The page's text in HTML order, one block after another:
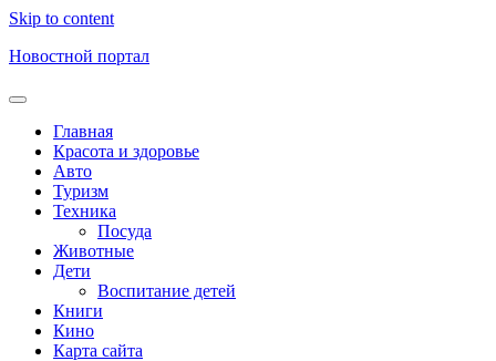
Skip to content
Новостной портал
Главная
Красота и здоровье
Авто
Туризм
Техника
Посуда
Животные
Дети
Воспитание детей
Книги
Кино
Карта сайта